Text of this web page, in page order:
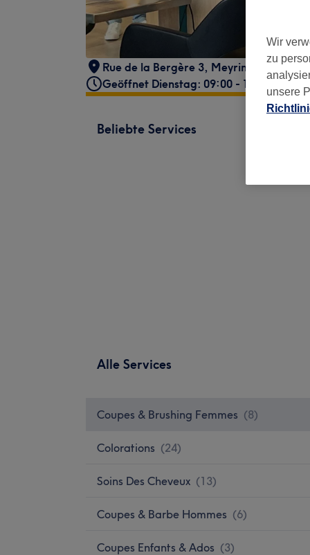
Rue de la Bergère 3, Meyrin
1217
Geöffnet Dienstag: 09:00 - 18:30
Beliebte Services
Alle Services
Coupes & Brushing Femmes (8)
Colorations (24)
Soins Des Cheveux (13)
Coupes & Barbe Hommes (6)
Coupes Enfants & Ados (3)
Wir
zu
unsere